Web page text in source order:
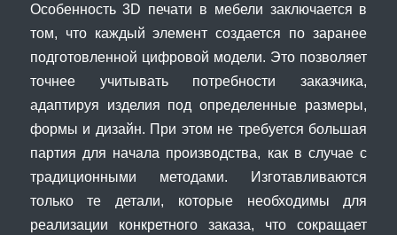
Особенность 3D печати в мебели заключается в
том, что каждый элемент создается по заранее
подготовленной цифровой модели. Это позволяет
точнее учитывать потребности заказчика,
адаптируя изделия под определенные размеры,
формы и дизайн. При этом не требуется большая
партия для начала производства, как в случае с
традиционными методами. Изготавливаются
только те детали, которые необходимы для
реализации конкретного заказа, что сокращает